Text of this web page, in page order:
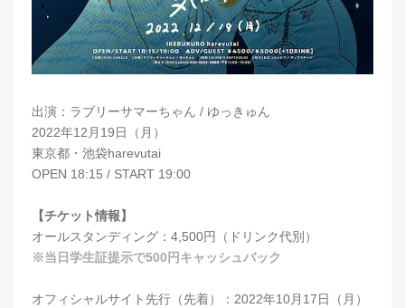
出演：ラブリーサマーちゃん / ゆっきゅん
2022年12月19日（月）
東京都・池袋harevutai
OPEN 18:15 / START 19:00
【チケット情報】
オールスタンディング：4,500円（ドリンク代別）
※当日学生証提示で500円キャッシュバック
オフィシャルサイト先行（先着）：2022年10月17日（月）